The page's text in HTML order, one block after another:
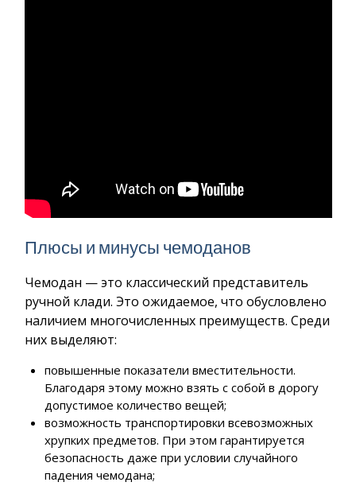
Плюсы и минусы чемоданов
Чемодан — это классический представитель
ручной клади. Это ожидаемое, что обусловлено
наличием многочисленных преимуществ. Среди
них выделяют:
повышенные показатели вместительности.
Благодаря этому можно взять с собой в дорогу
допустимое количество вещей;
возможность транспортировки всевозможных
хрупких предметов. При этом гарантируется
безопасность даже при условии случайного
падения чемодана;